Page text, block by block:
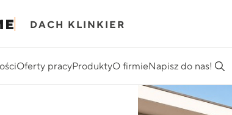
DACH KLINKIER
Oferty pracyProduktyO firmieNapisz do nas!